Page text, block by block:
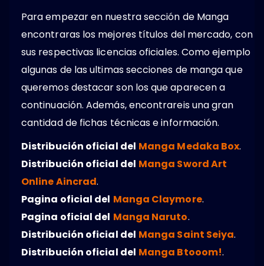
Para empezar en nuestra sección de Manga
encontraras los mejores títulos del mercado, con
sus respectivas licencias oficiales. Como ejemplo
algunas de las ultimas secciones de manga que
queremos destacar son los que aparecen a
continuación. Además, encontrareis una gran
cantidad de fichas técnicas e información.
Distribución oficial del Manga Medaka Box.
Distribución oficial del Manga Sword Art
Online Aincrad.
Pagina oficial del Manga Claymore.
Pagina oficial del Manga Naruto.
Distribución oficial del Manga Saint Seiya.
Distribución oficial del Manga Btooom!.